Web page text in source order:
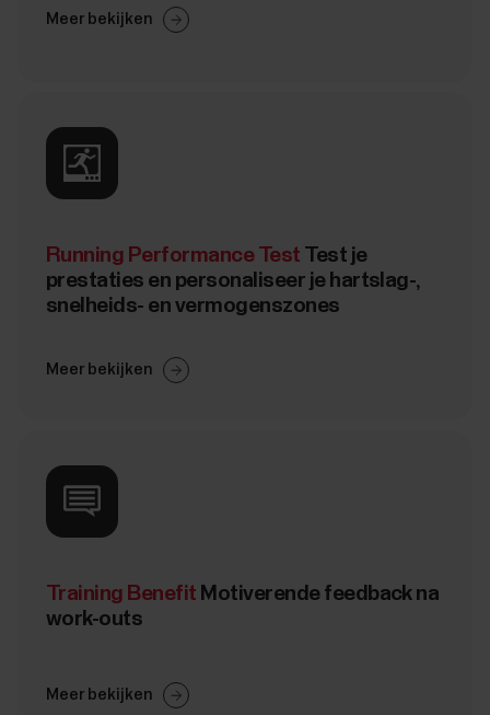
Meer bekijken
Running Performance Test Test je
prestaties en personaliseer je hartslag-,
snelheids- en vermogenszones
Meer bekijken
Training Benefit Motiverende feedback na
work-outs
Meer bekijken